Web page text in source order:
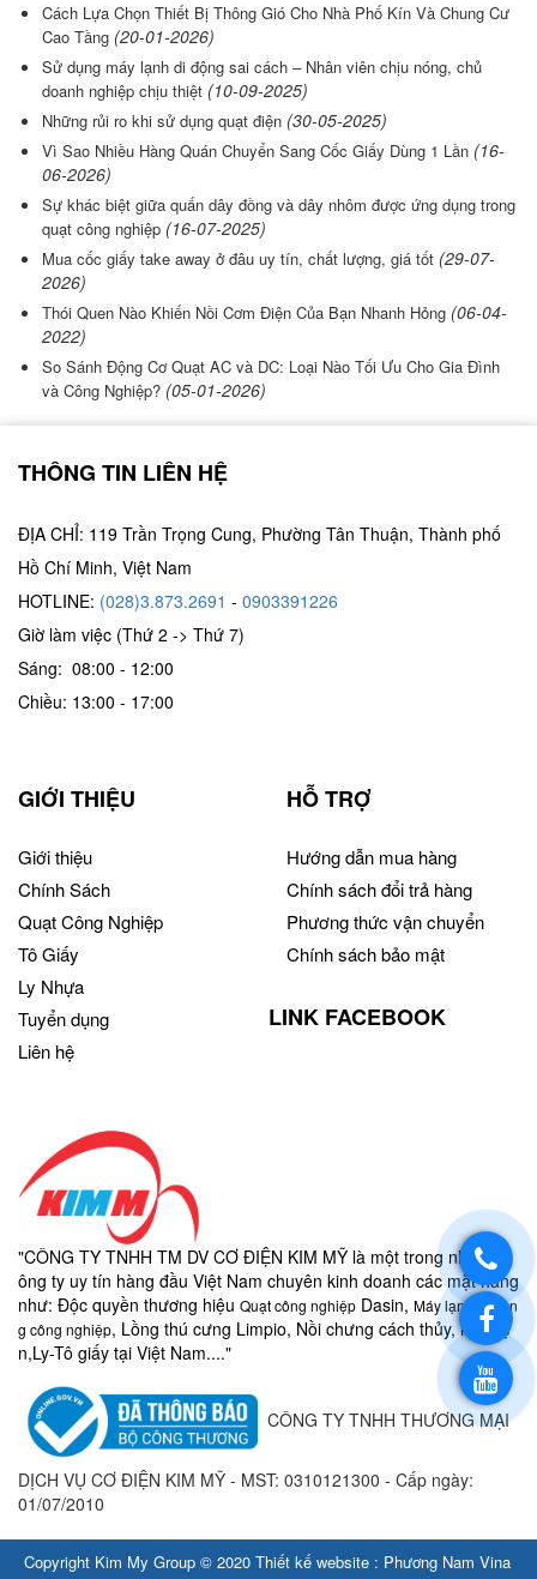
Cách Lựa Chọn Thiết Bị Thông Gió Cho Nhà Phố Kín Và Chung Cư
Cao Tầng (20-01-2026)
Sử dụng máy lạnh di động sai cách – Nhân viên chịu nóng, chủ
doanh nghiệp chịu thiệt (10-09-2025)
Những rủi ro khi sử dụng quạt điện (30-05-2025)
Vì Sao Nhiều Hàng Quán Chuyển Sang Cốc Giấy Dùng 1 Lần (16-
06-2026)
Sự khác biệt giữa quấn dây đồng và dây nhôm được ứng dụng trong
quạt công nghiệp (16-07-2025)
Mua cốc giấy take away ở đâu uy tín, chất lượng, giá tốt (29-07-
2026)
Thói Quen Nào Khiến Nồi Cơm Điện Của Bạn Nhanh Hỏng (06-04-
2022)
So Sánh Động Cơ Quạt AC và DC: Loại Nào Tối Ưu Cho Gia Đình
và Công Nghiệp? (05-01-2026)
THÔNG TIN LIÊN HỆ
ĐỊA CHỈ: 119 Trần Trọng Cung, Phường Tân Thuận, Thành phố
Hồ Chí Minh, Việt Nam
HOTLINE: (028)3.873.2691 - 0903391226
Giờ làm việc (Thứ 2 -> Thứ 7)
Sáng: 08:00 - 12:00
Chiều: 13:00 - 17:00
GIỚI THIỆU
Giới thiệu
Chính Sách
Quạt Công Nghiệp
Tô Giấy
Ly Nhựa
Tuyển dụng
Liên hệ
HỖ TRỢ
Hướng dẫn mua hàng
Chính sách đổi trả hàng
Phương thức vận chuyển
Chính sách bảo mật
LINK FACEBOOK
"CÔNG TY TNHH TM DV CƠ ĐIỆN KIM MỸ là một trong những c
ông ty uy tín hàng đầu Việt Nam chuyên kinh doanh các mặt hàng
như: Độc quyền thương hiệu Quạt công nghiệp Dasin, Máy lạnh di độn
g công nghiệp, Lồng thú cưng Limpio, Nồi chưng cách thủy, nồi điệ
n,Ly-Tô giấy tại Việt Nam...."
CÔNG TY TNHH THƯƠNG MẠI
DỊCH VỤ CƠ ĐIỆN KIM MỸ - MST: 0310121300 - Cấp ngày:
01/07/2010
Copyright Kim My Group © 2020 Thiết kế website : Phương Nam Vina
https://www.youtube.com/channel/UCYvT5obcI5AqSFS-
0kdGxwA